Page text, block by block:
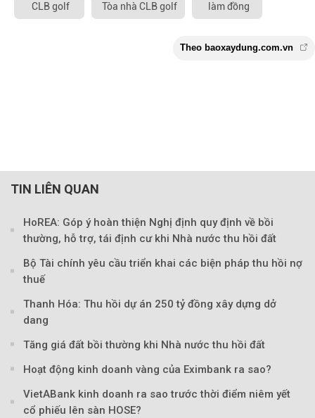
CLB golf Tòa nhà CLB golf làm đồng
TIN LIÊN QUAN
HoREA: Góp ý hoàn thiện Nghị định quy định về bồi
thường, hỗ trợ, tái định cư khi Nhà nước thu hồi đất
Bộ Tài chính yêu cầu triển khai các biện pháp thu hồi nợ
thuế
Thanh Hóa: Thu hồi dự án 250 tỷ đồng xây dựng dở
dang
Tăng giá đất bồi thường khi Nhà nước thu hồi đất
Hoạt động kinh doanh vàng của Eximbank ra sao?
VietABank kinh doanh ra sao trước thời điểm niêm yết
cổ phiếu lên sàn HOSE?